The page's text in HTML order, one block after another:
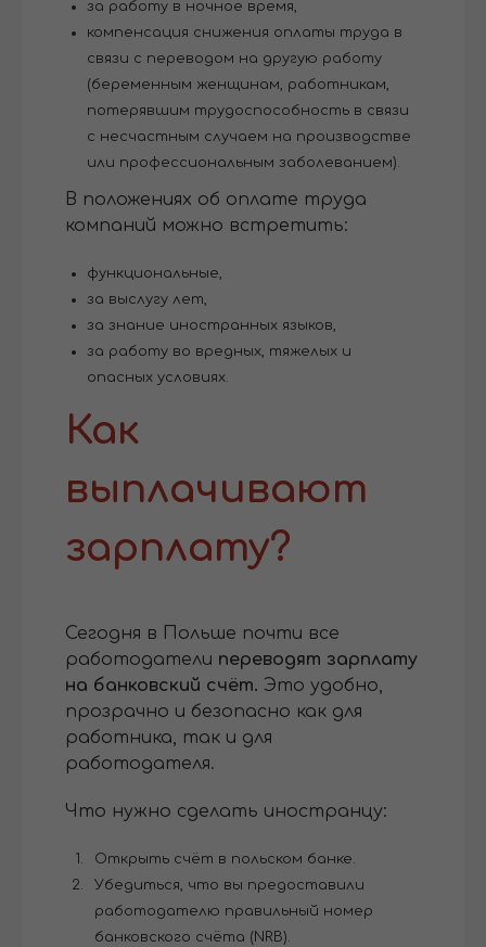
за работу в ночное время,
компенсация снижения оплаты труда в
связи с переводом на другую работу
(беременным женщинам, работникам,
потерявшим трудоспособность в связи
с несчастным случаем на производстве
или профессиональным заболеванием).
В положениях об оплате труда
компаний можно встретить:
функциональные,
за выслугу лет,
за знание иностранных языков,
за работу во вредных, тяжелых и
опасных условиях.
Как
выплачивают
зарплату?
Сегодня в Польше почти все
работодатели переводят зарплату
на банковский счёт. Это удобно,
прозрачно и безопасно как для
работника, так и для
работодателя.
Что нужно сделать иностранцу:
Открыть счёт в польском банке.
Убедиться, что вы предоставили
работодателю правильный номер
банковского счёта (NRB).